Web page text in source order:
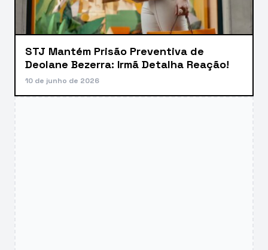
STJ Mantém Prisão Preventiva de
Deolane Bezerra: Irmã Detalha Reação!
10 de junho de 2026